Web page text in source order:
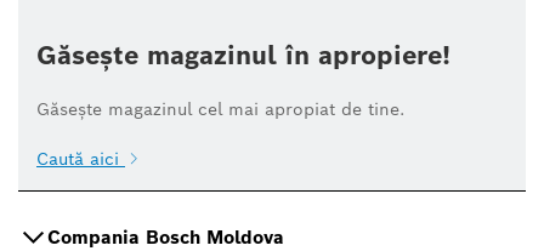
Găsește magazinul în apropiere!
Găsește magazinul cel mai apropiat de tine.
Caută aici
Compania Bosch Moldova